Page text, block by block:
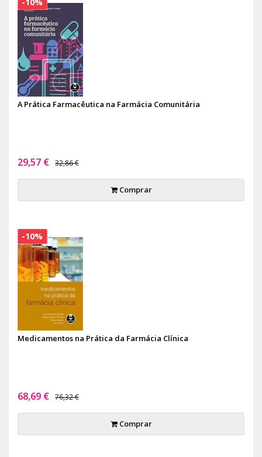
A Prática Farmacêutica na Farmácia Comunitária
29,57 € 32,86 €
Comprar
-10%
Medicamentos na Prática da Farmácia Clínica
68,69 € 76,32 €
Comprar
-10%